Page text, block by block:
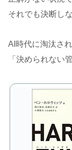
それでも決断し
AI時代に淘汰さ
「決められない